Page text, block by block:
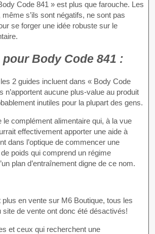
Code 841 » est plus que farouche. Les
s’ils sont négatifs, ne sont pas
se forger une idée robuste sur le
pour Body Code 841 :
2 guides incluent dans « Body Code
n’apportent aucune plus-value au produit
inutiles pour la plupart des gens.
le complément alimentaire qui, à la vue
effectivement apporter une aide à
dans l’optique de commencer une
poids qui comprend un régime
plan d’entraînement digne de ce nom.
plus en vente sur M6 Boutique, tous les
site de vente ont donc été désactivés!
et ceux qui recherchent une